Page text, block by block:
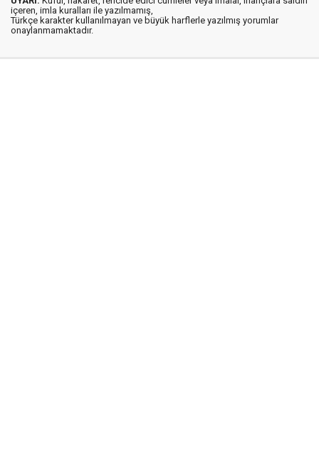
içeren, imla kuralları ile yazılmamış,
Türkçe karakter kullanılmayan ve büyük harflerle yazılmış yorumlar
onaylanmamaktadır.